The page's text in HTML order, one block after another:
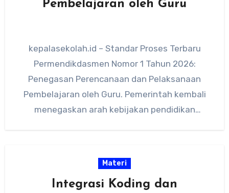
Pembelajaran oleh Guru
kepalasekolah.id – Standar Proses Terbaru
Permendikdasmen Nomor 1 Tahun 2026:
Penegasan Perencanaan dan Pelaksanaan
Pembelajaran oleh Guru. Pemerintah kembali
menegaskan arah kebijakan pendidikan
Materi
Integrasi Koding dan